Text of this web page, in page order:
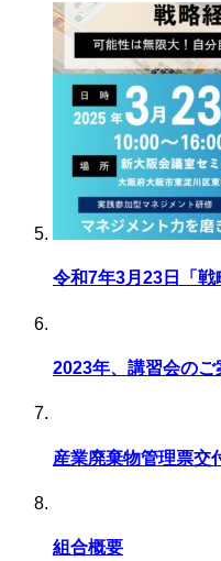
令和7年3月23日「戦
2023年、講習会のご
産業廃棄物管理票交
組合概要